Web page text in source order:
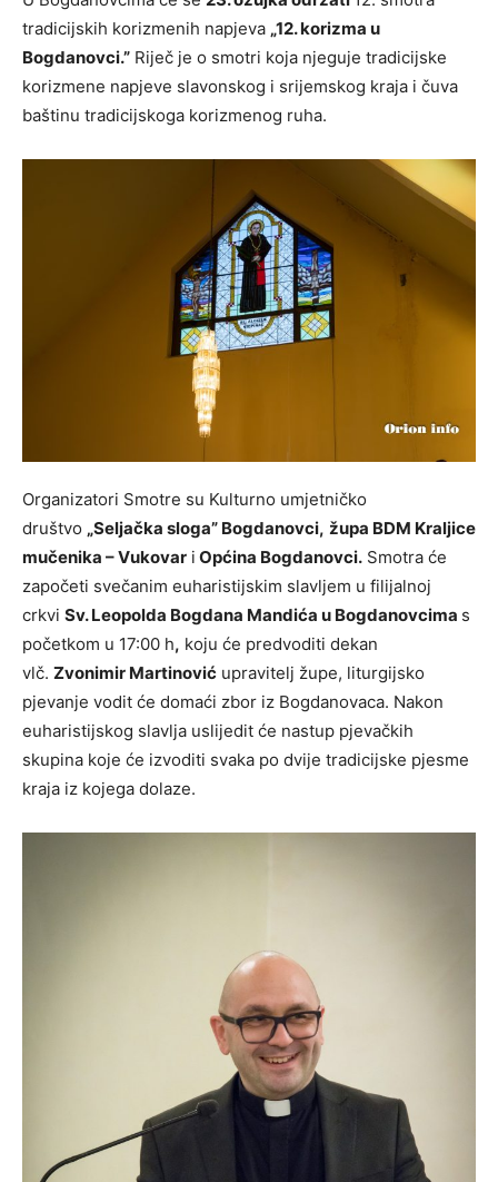
tradicijskih korizmenih napjeva „12. korizma u
Bogdanovci.” Riječ je o smotri koja njeguje tradicijske
korizmene napjeve slavonskog i srijemskog kraja i čuva
baštinu tradicijskoga korizmenog ruha.
Organizatori Smotre su Kulturno umjetničko
društvo „Seljačka sloga” Bogdanovci, župa BDM Kraljice
mučenika – Vukovar i Općina Bogdanovci. Smotra će
započeti svečanim euharistijskim slavljem u filijalnoj
crkvi Sv. Leopolda Bogdana Mandića u Bogdanovcima s
početkom u 17:00 h, koju će predvoditi dekan
vlč. Zvonimir Martinović upravitelj župe, liturgijsko
pjevanje vodit će domaći zbor iz Bogdanovaca. Nakon
euharistijskog slavlja uslijedit će nastup pjevačkih
skupina koje će izvoditi svaka po dvije tradicijske pjesme
kraja iz kojega dolaze.